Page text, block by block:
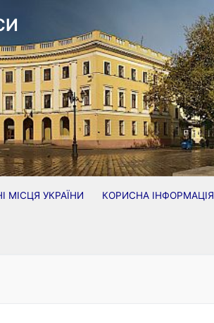
МІСЦЯ УКРАЇНИ КОРИСНА ІНФОРМАЦІЯ